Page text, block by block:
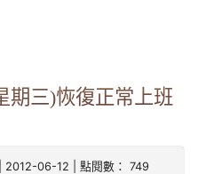
期三)恢復正常上班
| 2012-06-12 | 點閱數： 749